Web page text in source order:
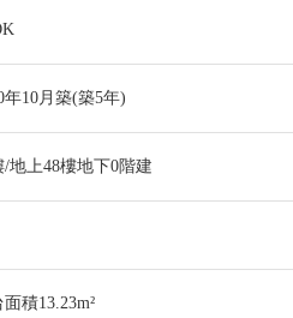
年10月築(築5年)
/地上48樓地下0階建
面積13.23m²